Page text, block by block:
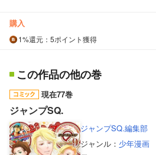
購入
1%還元 ：5ポイント獲得
この作品の他の巻
現在77巻
ジャンプSQ.
ジャンプSQ.編集部
ジャンル： 少年漫画